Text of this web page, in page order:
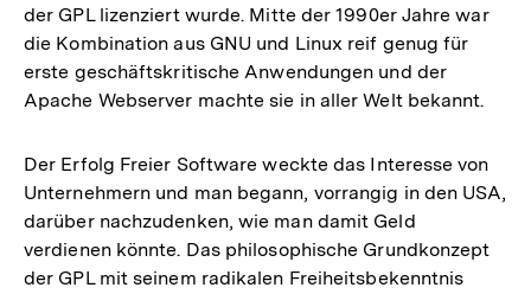
der GPL lizenziert wurde. Mitte der 1990er Jahre war
die Kombination aus GNU und Linux reif genug für
erste geschäftskritische Anwendungen und der
Apache Webserver machte sie in aller Welt bekannt.
Der Erfolg Freier Software weckte das Interesse von
Unternehmern und man begann, vorrangig in den USA,
darüber nachzudenken, wie man damit Geld
verdienen könnte. Das philosophische Grundkonzept
der GPL mit seinem radikalen Freiheitsbekenntnis